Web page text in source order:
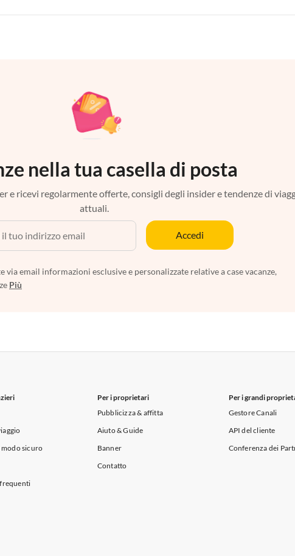
nella tua casella di posta
e ricevi regolarmente offerte, consigli degli insider e tendenze di
attuali.
Accedi
email informazioni esclusive e personalizzate relative a case vacanze,
Più
sicuro
Per i proprietari
Pubblicizza & affitta
Aiuto & Guide
Banner
Contatto
Per i grandi
Gestore Canali
API del cliente
Conferenza dei